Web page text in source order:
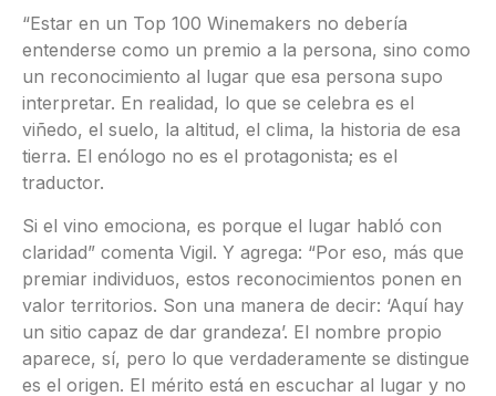
“Estar en un Top 100 Winemakers no debería
entenderse como un premio a la persona, sino como
un reconocimiento al lugar que esa persona supo
interpretar. En realidad, lo que se celebra es el
viñedo, el suelo, la altitud, el clima, la historia de esa
tierra. El enólogo no es el protagonista; es el
traductor.
Si el vino emociona, es porque el lugar habló con
claridad” comenta Vigil. Y agrega: “Por eso, más que
premiar individuos, estos reconocimientos ponen en
valor territorios. Son una manera de decir: ‘Aquí hay
un sitio capaz de dar grandeza’. El nombre propio
aparece, sí, pero lo que verdaderamente se distingue
es el origen. El mérito está en escuchar al lugar y no